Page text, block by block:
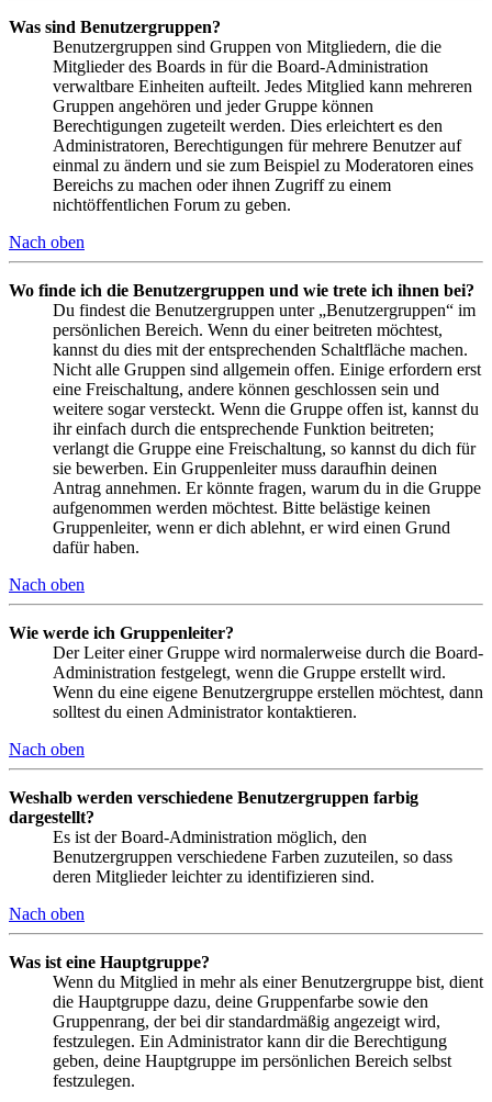
Was sind Benutzergruppen?
Benutzergruppen sind Gruppen von Mitgliedern, die die
Mitglieder des Boards in für die Board-Administration
verwaltbare Einheiten aufteilt. Jedes Mitglied kann mehreren
Gruppen angehören und jeder Gruppe können
Berechtigungen zugeteilt werden. Dies erleichtert es den
Administratoren, Berechtigungen für mehrere Benutzer auf
einmal zu ändern und sie zum Beispiel zu Moderatoren eines
Bereichs zu machen oder ihnen Zugriff zu einem
nichtöffentlichen Forum zu geben.
Nach oben
Wo finde ich die Benutzergruppen und wie trete ich ihnen bei?
Du findest die Benutzergruppen unter „Benutzergruppen“ im
persönlichen Bereich. Wenn du einer beitreten möchtest,
kannst du dies mit der entsprechenden Schaltfläche machen.
Nicht alle Gruppen sind allgemein offen. Einige erfordern erst
eine Freischaltung, andere können geschlossen sein und
weitere sogar versteckt. Wenn die Gruppe offen ist, kannst du
ihr einfach durch die entsprechende Funktion beitreten;
verlangt die Gruppe eine Freischaltung, so kannst du dich für
sie bewerben. Ein Gruppenleiter muss daraufhin deinen
Antrag annehmen. Er könnte fragen, warum du in die Gruppe
aufgenommen werden möchtest. Bitte belästige keinen
Gruppenleiter, wenn er dich ablehnt, er wird einen Grund
dafür haben.
Nach oben
Wie werde ich Gruppenleiter?
Der Leiter einer Gruppe wird normalerweise durch die Board-
Administration festgelegt, wenn die Gruppe erstellt wird.
Wenn du eine eigene Benutzergruppe erstellen möchtest, dann
solltest du einen Administrator kontaktieren.
Nach oben
Weshalb werden verschiedene Benutzergruppen farbig
dargestellt?
Es ist der Board-Administration möglich, den
Benutzergruppen verschiedene Farben zuzuteilen, so dass
deren Mitglieder leichter zu identifizieren sind.
Nach oben
Was ist eine Hauptgruppe?
Wenn du Mitglied in mehr als einer Benutzergruppe bist, dient
die Hauptgruppe dazu, deine Gruppenfarbe sowie den
Gruppenrang, der bei dir standardmäßig angezeigt wird,
festzulegen. Ein Administrator kann dir die Berechtigung
geben, deine Hauptgruppe im persönlichen Bereich selbst
festzulegen.